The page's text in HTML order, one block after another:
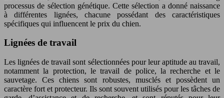
processus de sélection génétique. Cette sélection a donné naissance
à différentes lignées, chacune possédant des caractéristiques
spécifiques qui influencent le prix du chien.
Lignées de travail
Les lignées de travail sont sélectionnées pour leur aptitude au travail,
notamment la protection, le travail de police, la recherche et le
sauvetage. Ces chiens sont robustes, musclés et possèdent un
caractère fort et protecteur. Ils sont souvent utilisés pour les tâches de